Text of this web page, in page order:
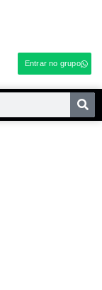
Entrar no grupo